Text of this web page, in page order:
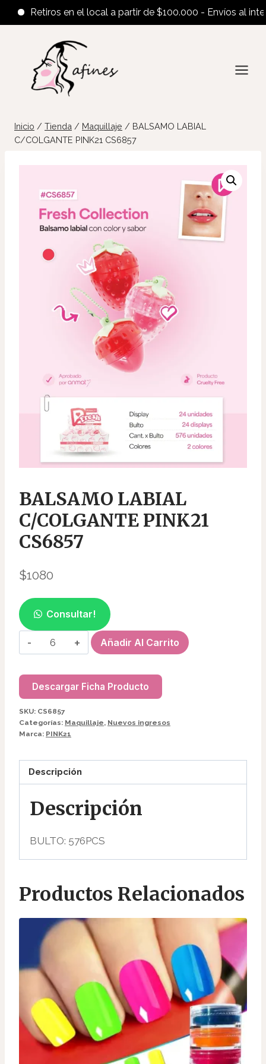
Retiros en el local a partir de $100.000 - Envíos al
contenido
Inicio / Tienda / Maquillaje / BALSAMO LABIAL
C/COLGANTE PINK21 CS6857
BALSAMO LABIAL
C/COLGANTE PINK21
CS6857
$1080
Consultar!
BALSAMO
LABIAL
PINK21
CS6857
cantidad
Añadir Al Carrito
Descargar Ficha Producto
SKU: CS6857
Categorías: Maquillaje, Nuevos ingresos
Marca: PINK21
Descripción
Descripción
BULTO: 576PCS
Productos Relacionados